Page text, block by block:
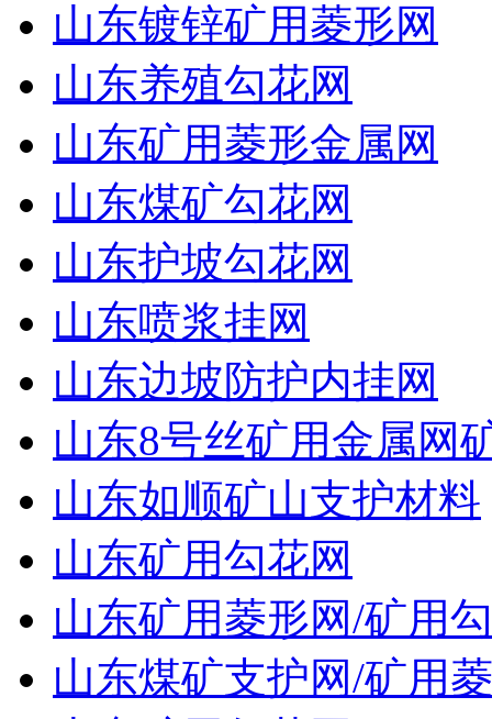
山东镀锌矿用菱形网
山东养殖勾花网
山东矿用菱形金属网
山东煤矿勾花网
山东护坡勾花网
山东喷浆挂网
山东边坡防护内挂网
山东8号丝矿用金属网
山东如顺矿山支护材料
山东矿用勾花网
山东矿用菱形网/矿用
山东煤矿支护网/矿用